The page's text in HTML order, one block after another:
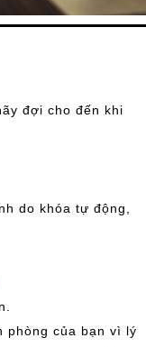
đợi cho đến khi
do khóa tự động,
phòng của bạn vì lý